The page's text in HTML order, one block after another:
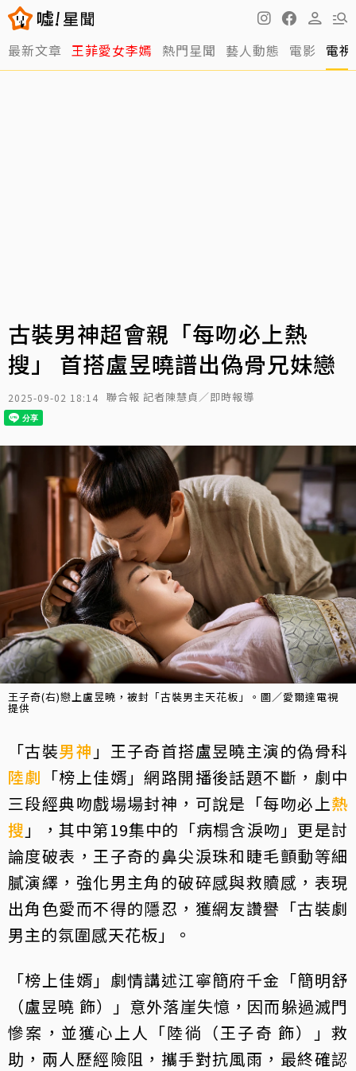
最新文章 王菲愛女李嫣 熱門星聞 藝人動態 電影 電視
古裝男神超會親「每吻必上熱
搜」 首搭盧昱曉譜出偽骨兄妹戀
2025-09-02 18:14 聯合報 記者陳慧貞／即時報導
王子奇(右)戀上盧昱曉，被封「古裝男主天花板」。圖／愛爾達電視
提供
「古裝男神 」王子奇首搭盧昱曉主演的偽骨科
陸劇 「榜上佳婿」網路開播後話題不斷，劇中
三段經典吻戲場場封神，可說是「每吻必上熱
搜 」，其中第19集中的「病榻含淚吻」更是討
論度破表，王子奇的鼻尖淚珠和睫毛顫動等細
膩演繹，強化男主角的破碎感與救贖感，表現
出角色愛而不得的隱忍，獲網友讚譽「古裝劇
男主的氛圍感天花板」。
「榜上佳婿」劇情講述江寧簡府千金「簡明舒
（盧昱曉 飾）」意外落崖失憶，因而躲過滅門
慘案，並獲心上人「陸徜（王子奇 飾）」救
助，兩人歷經險阻，攜手對抗風雨，最終確認